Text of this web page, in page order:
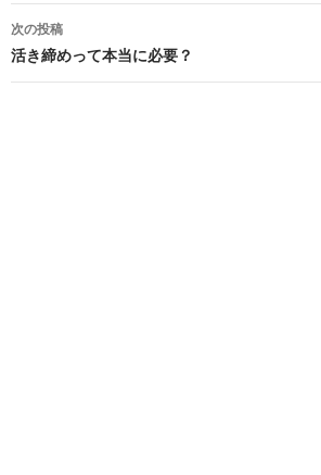
ナ
ビ
ゲ
次の投稿
活き締めって本当に必要？